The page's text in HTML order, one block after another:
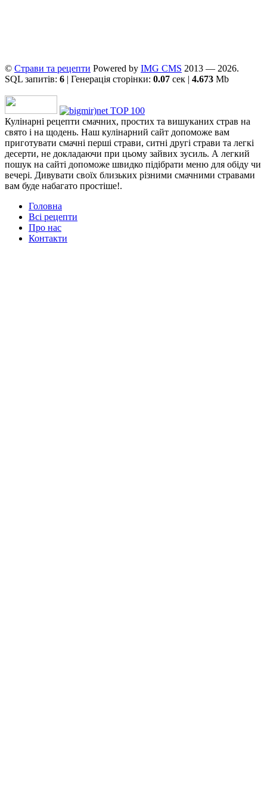
© Страви та рецепти Powered by ІMG CMS 2013 — 2026.
SQL запитів: 6 | Генерація сторінки: 0.07 сек | 4.673 Mb
Кулінарні рецепти смачних, простих та вишуканих страв на
свято і на щодень. Наш кулінарний сайт допоможе вам
приготувати смачні перші страви, ситні другі страви та легкі
десерти, не докладаючи при цьому зайвих зусиль. А легкий
пошук на сайті допоможе швидко підібрати меню для обіду чи
вечері. Дивувати своїх близьких різними смачними стравами
вам буде набагато простіше!.
Головна
Всі рецепти
Про нас
Контакти